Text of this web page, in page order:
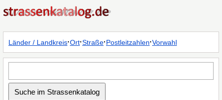
Länder / Landkreis·Ort·Straße·Postleitzahlen·Vorwahl